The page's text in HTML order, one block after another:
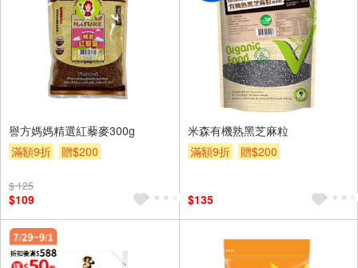
譽方媽媽精選紅藜麥300g
滿額9折
贈$200
$ 125
$109
米森有機熟黑芝麻粒
滿額9折
贈$200
$135